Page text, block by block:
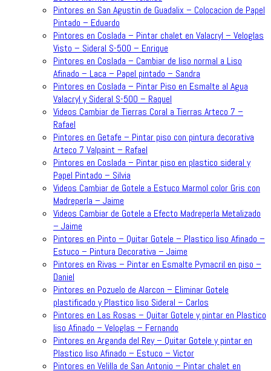
Pintores en San Agustin de Guadalix – Colocacion de Papel
Pintado – Eduardo
Pintores en Coslada – Pintar chalet en Valacryl – Veloglas
Visto – Sideral S-500 – Enrique
Pintores en Coslada – Cambiar de liso normal a Liso
Afinado – Laca – Papel pintado – Sandra
Pintores en Coslada – Pintar Piso en Esmalte al Agua
Valacryl y Sideral S-500 – Raquel
Videos Cambiar de Tierras Coral a Tierras Arteco 7 –
Rafael
Pintores en Getafe – Pintar piso con pintura decorativa
Arteco 7 Valpaint – Rafael
Pintores en Coslada – Pintar piso en plastico sideral y
Papel Pintado – Silvia
Videos Cambiar de Gotele a Estuco Marmol color Gris con
Madreperla – Jaime
Videos Cambiar de Gotele a Efecto Madreperla Metalizado
– Jaime
Pintores en Pinto – Quitar Gotele – Plastico liso Afinado –
Estuco – Pintura Decorativa – Jaime
Pintores en Rivas – Pintar en Esmalte Pymacril en piso –
Daniel
Pintores en Pozuelo de Alarcon – Eliminar Gotele
plastificado y Plastico liso Sideral – Carlos
Pintores en Las Rosas – Quitar Gotele y pintar en Plastico
liso Afinado – Veloglas – Fernando
Pintores en Arganda del Rey – Quitar Gotele y pintar en
Plastico liso Afinado – Estuco – Victor
Pintores en Velilla de San Antonio – Pintar chalet en